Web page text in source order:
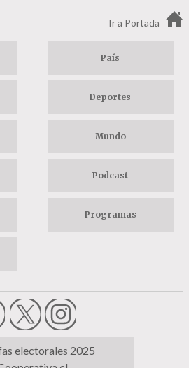
Ir a Portada
País
Deportes
Mundo
Podcast
Programas
electorales 2025